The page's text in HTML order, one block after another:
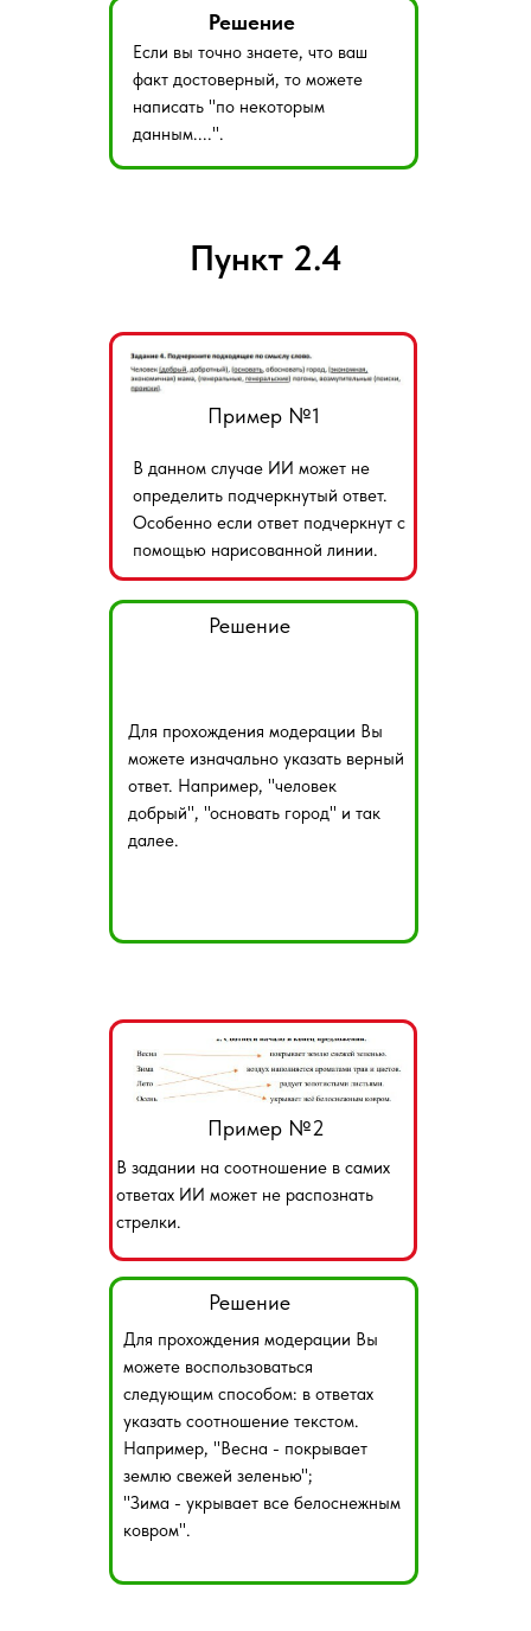
Если вы точно знаете, что ваш
факт достоверный, то можете
написать "по некоторым
данным....".
Решение
Пункт 2.4
Пример №1
В данном случае ИИ может не
определить подчеркнутый ответ.
Особенно если ответ подчеркнут с
помощью нарисованной линии.
Для прохождения модерации Вы
можете изначально указать верный
ответ. Например, "человек
добрый", "основать город" и так
далее.
Решение
Пример №2
В задании на соотношение в самих
ответах ИИ может не распознать
стрелки.
Для прохождения модерации Вы
можете воспользоваться
следующим способом: в ответах
указать соотношение текстом.
Например, "Весна - покрывает
землю свежей зеленью";
"Зима - укрывает все белоснежным
ковром".
Решение